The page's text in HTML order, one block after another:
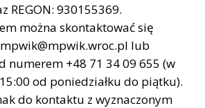
REGON: 930155369.
można skontaktować się
lub
numerem +48 71 34 09 655 (w
od poniedziałku do piątku).
do kontaktu z wyznaczonym